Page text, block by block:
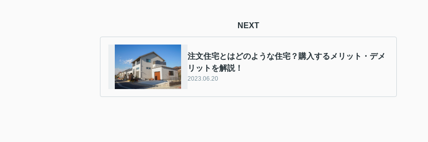
NEXT
注文住宅とはどのような住宅？購入するメリット・デメ
リットを解説！
2023.06.20